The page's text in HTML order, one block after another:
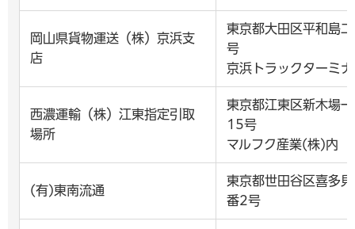
岡山県貨物運送（株）京浜支
店
東京都大田区平和島
号
京浜トラックターミ
西濃運輸（株）江東指定引取
場所
東京都江東区新木場
15号
マルフク産業(株)内
(有)東南流通
東京都世田谷区喜多
番2号